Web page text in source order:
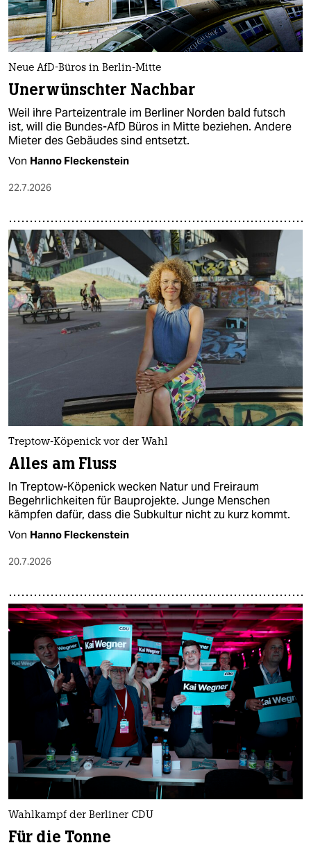
Neue AfD-Büros in Berlin-Mitte
Unerwünschter Nachbar
Weil ihre Parteizentrale im Berliner Norden bald futsch
ist, will die Bundes-AfD Büros in Mitte beziehen. Andere
Mieter des Gebäudes sind entsetzt.
Von Hanno Fleckenstein
22.7.2026
Treptow-Köpenick vor der Wahl
Alles am Fluss
In Treptow-Köpenick wecken Natur und Freiraum
Begehrlichkeiten für Bauprojekte. Junge Menschen
kämpfen dafür, dass die Subkultur nicht zu kurz kommt.
Von Hanno Fleckenstein
20.7.2026
Wahlkampf der Berliner CDU
Für die Tonne